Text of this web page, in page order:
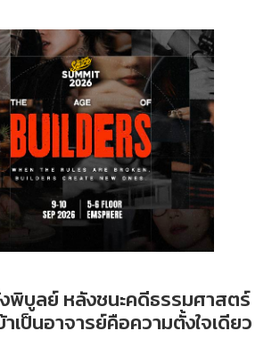
งพิบูลย์ หลังชนะคดีธรรมศาสตร์
เป็นอาจารย์คือความตั้งใจเดียว